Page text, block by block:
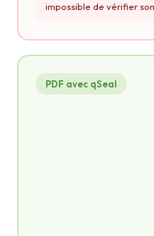
impossible de vérifier
PDF avec qSeal